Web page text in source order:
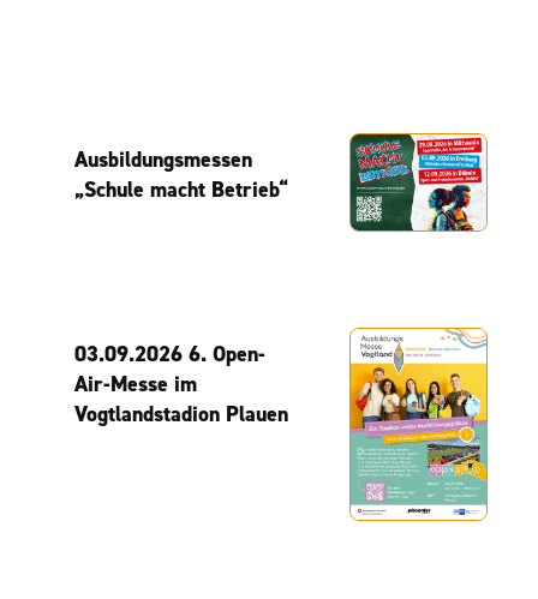
Ausbildungsmessen
„Schule macht Betrieb“
03.09.2026 6. Open-
Air-Messe im
Vogtlandstadion Plauen